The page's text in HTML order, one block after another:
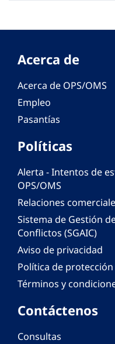
Acerca de
Acerca de OPS/OMS
Empleo
Pasantías
Políticas
Alerta - Intentos de
OPS/OMS
Relaciones
Sistema de Gestión
Conflictos (SGAIC)
Aviso de privacidad
Política de
Términos y
Contáctenos
Consultas